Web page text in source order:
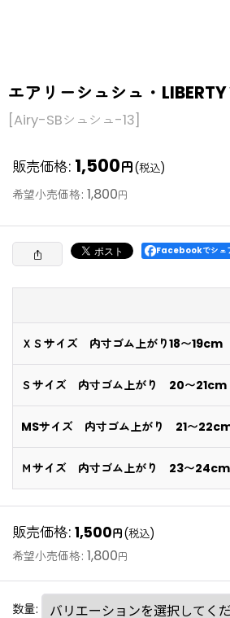
エアリーシュシュ・
Airy-SBシュシュ-13
販売価格: 1,500円(税込)
希望小売価格: 1,800円
Facebookでシェ
ＸＳサイズ 内寸ゴム上がり18〜19cm
Ｓサイズ 内寸ゴム上がり 20〜21cm
MSサイズ 内寸ゴム上がり 21〜
Ｍサイズ 内寸ゴム上がり 23〜24cm
販売価格: 1,500円(税込)
希望小売価格: 1,800円
数量: